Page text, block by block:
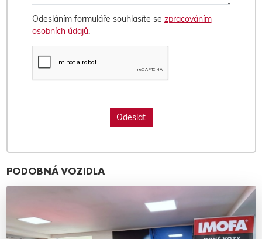
Odesláním formuláře souhlasíte se zpracováním
osobních údajů.
PODOBNÁ VOZIDLA